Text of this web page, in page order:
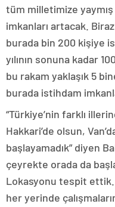
tüm milletimize
imkanları artacak.
burada bin 200 kişiye
yılının sonuna kadar
bu rakam yaklaşık 5
burada istihdam
“Türkiye’nin farklı
Hakkari’de olsun,
başlayamadık” diyen
çeyrekte orada da
Lokasyonu tespit ettik.
her yerinde